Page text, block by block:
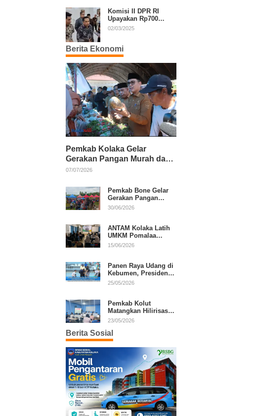
Komisi II DPR RI
Upayakan Rp700
Miliar dari APBN
Putusan MK
02/03/2025
Berita Ekonomi
Pemkab Kolaka Gelar
Gerakan Pangan Murah dan
Salurkan Pupuk Organik
07/07/2026
Pemkab Bone Gelar
Gerakan Pangan
Murah, Warga Serbu
30/06/2026
ANTAM Kolaka Latih
UMKM Pomalaa
Kembangkan Produk
15/06/2026
Panen Raya Udang di
Kebumen, Presiden
Prabowo Tekankan
25/05/2026
Pemkab Kolut
Matangkan Hilirisasi
Kakao dan Kelapa,
Daerah
23/05/2026
Berita Sosial